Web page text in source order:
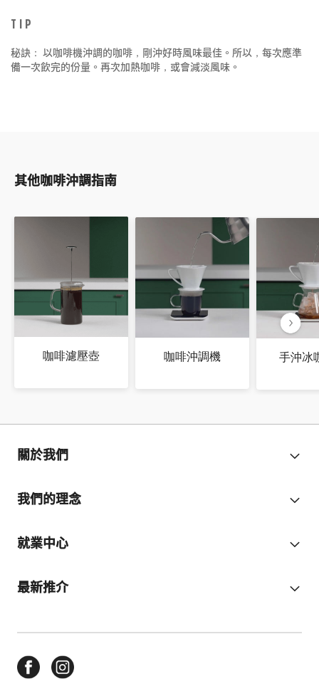
TIP
秘訣： 以咖啡機沖調的咖啡，剛沖好時風味最佳。所以，每次應準
備一次飲完的份量。再次加熱咖啡，或會減淡風味。
其他咖啡沖調指南
咖啡濾壓壺 咖啡沖調機 手沖冰
關於我們
我們的理念
就業中心
最新推介